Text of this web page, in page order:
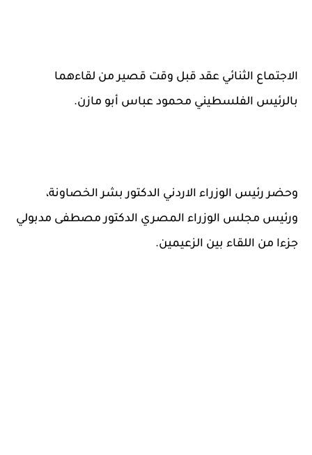
الاجتماع الثنائي عقد قبل وقت قصير من لقاءهما
بالرئيس الفلسطيني محمود عباس أبو مازن.
وحضر رئيس الوزراء الاردني الدكتور بشر الخصاونة،
ورئيس مجلس الوزراء المصري الدكتور مصطفى مدبولي
جزءا من اللقاء بين الزعيمين.